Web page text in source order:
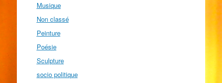
Musique
Non classé
Peinture
Poésie
Sculpture
socio politique